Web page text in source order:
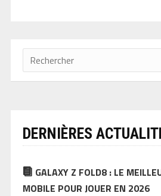
DERNIÈRES
GALAXY Z FOLD8 : LE
MOBILE POUR JOUER EN 2026